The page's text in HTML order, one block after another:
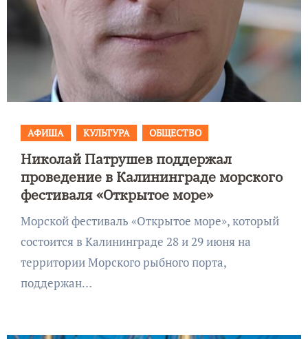
АФИША КУЛЬТУРА ОБЩЕСТВО
Николай Патрушев поддержал
проведение в Калининграде морского
фестиваля «Открытое море»
Морской фестиваль «Открытое море», который
состоится в Калининграде 28 и 29 июня на
территории Морского рыбного порта,
поддержан…